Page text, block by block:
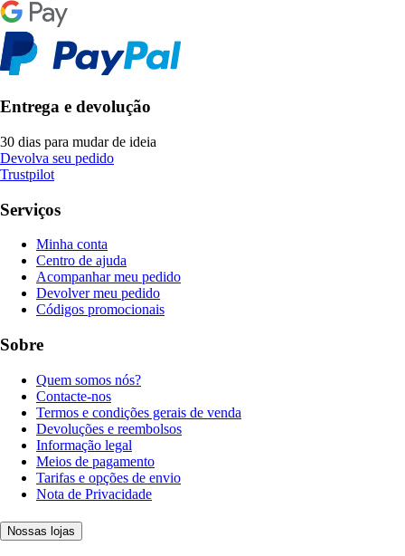
Entrega e devolução
30 dias para mudar de ideia
Devolva seu pedido
Trustpilot
Serviços
Minha conta
Centro de ajuda
Acompanhar meu pedido
Devolver meu pedido
Códigos promocionais
Sobre
Quem somos nós?
Contacte-nos
Termos e condições gerais de venda
Devoluções e reembolsos
Informação legal
Meios de pagamento
Tarifas e opções de envio
Nota de Privacidade
Nossas lojas